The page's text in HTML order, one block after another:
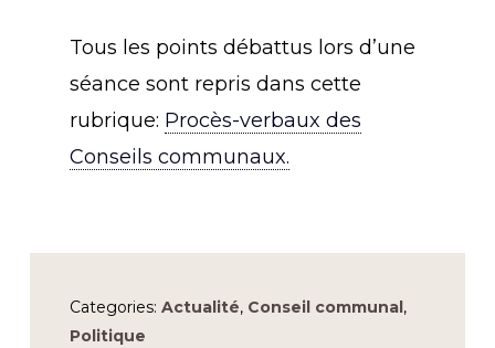
Tous les points débattus lors d’une
séance sont repris dans cette
rubrique: Procès-verbaux des
Conseils communaux.
Categories: Actualité, Conseil communal,
Politique